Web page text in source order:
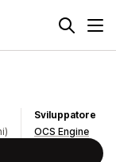
Sviluppatore
OCS Engine